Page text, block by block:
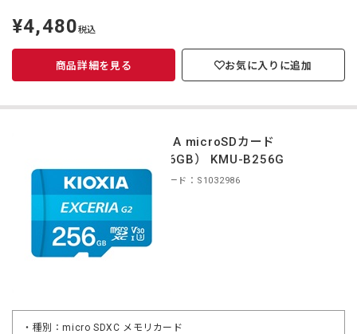
定
価
¥4,480税込
商品詳細を見る お気に入りに追加
KIOXIA microSDカード
（256GB） KMU-B256G
商品コード：S1032986
・種別：micro SDXC メモリカード